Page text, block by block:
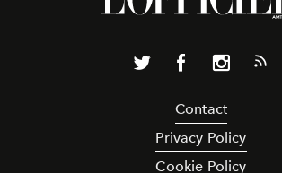
Contact
Privacy Policy
Cookie Policy